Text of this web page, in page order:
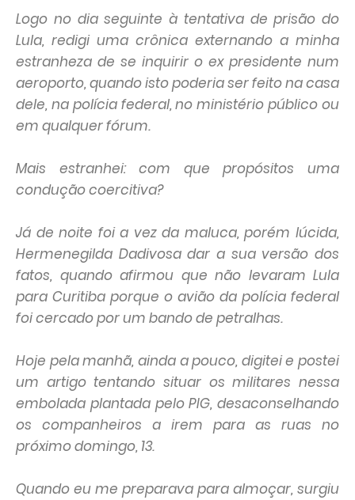
Logo no dia seguinte à tentativa de prisão do
Lula, redigi uma crônica externando a minha
estranheza de se inquirir o ex presidente num
aeroporto, quando isto poderia ser feito na casa
dele, na polícia federal, no ministério público ou
em qualquer fórum.
Mais estranhei: com que propósitos uma
condução coercitiva?
Já de noite foi a vez da maluca, porém lúcida,
Hermenegilda Dadivosa dar a sua versão dos
fatos, quando afirmou que não levaram Lula
para Curitiba porque o avião da polícia federal
foi cercado por um bando de petralhas.
Hoje pela manhã, ainda a pouco, digitei e postei
um artigo tentando situar os militares nessa
embolada plantada pelo PIG, desaconselhando
os companheiros a irem para as ruas no
próximo domingo, 13.
Quando eu me preparava para almoçar, surgiu